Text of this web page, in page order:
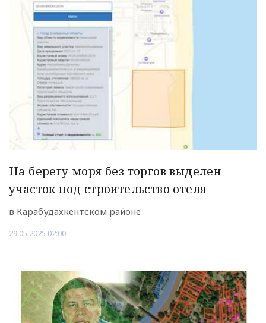
На берегу моря без торгов выделен
участок под строительство отеля
в Карабудахкентском районе
29.05.2025 02:00